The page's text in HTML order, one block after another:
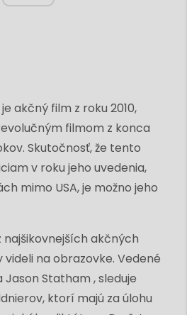
akčný film z roku 2010,
filmom z konca
Skutočnosť, že tento
v roku jeho uvedenia,
mimo USA, je možno jeho
najšikovnejších akčných
na obrazovke. Vedené
Statham , sleduje
ktorí majú za úlohu